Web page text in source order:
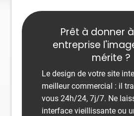
Prêt à donner
entreprise
mérite ?
Le design de votre site
meilleur commercial : il
vous 24h/24, 7j/7. Ne
interface vieillissante ou